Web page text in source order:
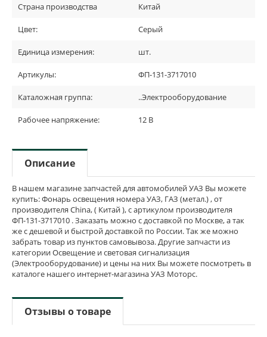
Страна производства Китай
Цвет: Серый
Единица измерения: шт.
Артикулы: ФП-131-3717010
Каталожная группа: ..Электрооборудование
Рабочее напряжение: 12 В
Описание
В нашем магазине запчастей для автомобилей УАЗ Вы можете
купить: Фонарь освещения номера УАЗ, ГАЗ (метал.) , от
производителя China, ( Китай ), с артикулом производителя
ФП-131-3717010 . Заказать можно с доставкой по Москве, а так
же с дешевой и быстрой доставкой по России. Так же можно
забрать товар из пунктов самовывоза. Другие запчасти из
категории Освещение и световая сигнализация
(Электрооборудование) и цены на них Вы можете посмотреть в
каталоге нашего интернет-магазина УАЗ Моторс.
Отзывы о товаре